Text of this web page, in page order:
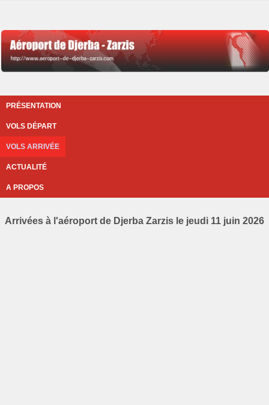
PRÉSENTATION
VOLS DÉPART
VOLS ARRIVÉE
ACTUALITÉ
A PROPOS
Arrivées à l'aéroport de Djerba Zarzis le jeudi 11 juin 2026